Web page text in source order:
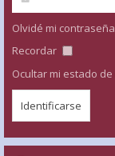
Olvidé mi contraseña
Recordar
Ocultar mi estado